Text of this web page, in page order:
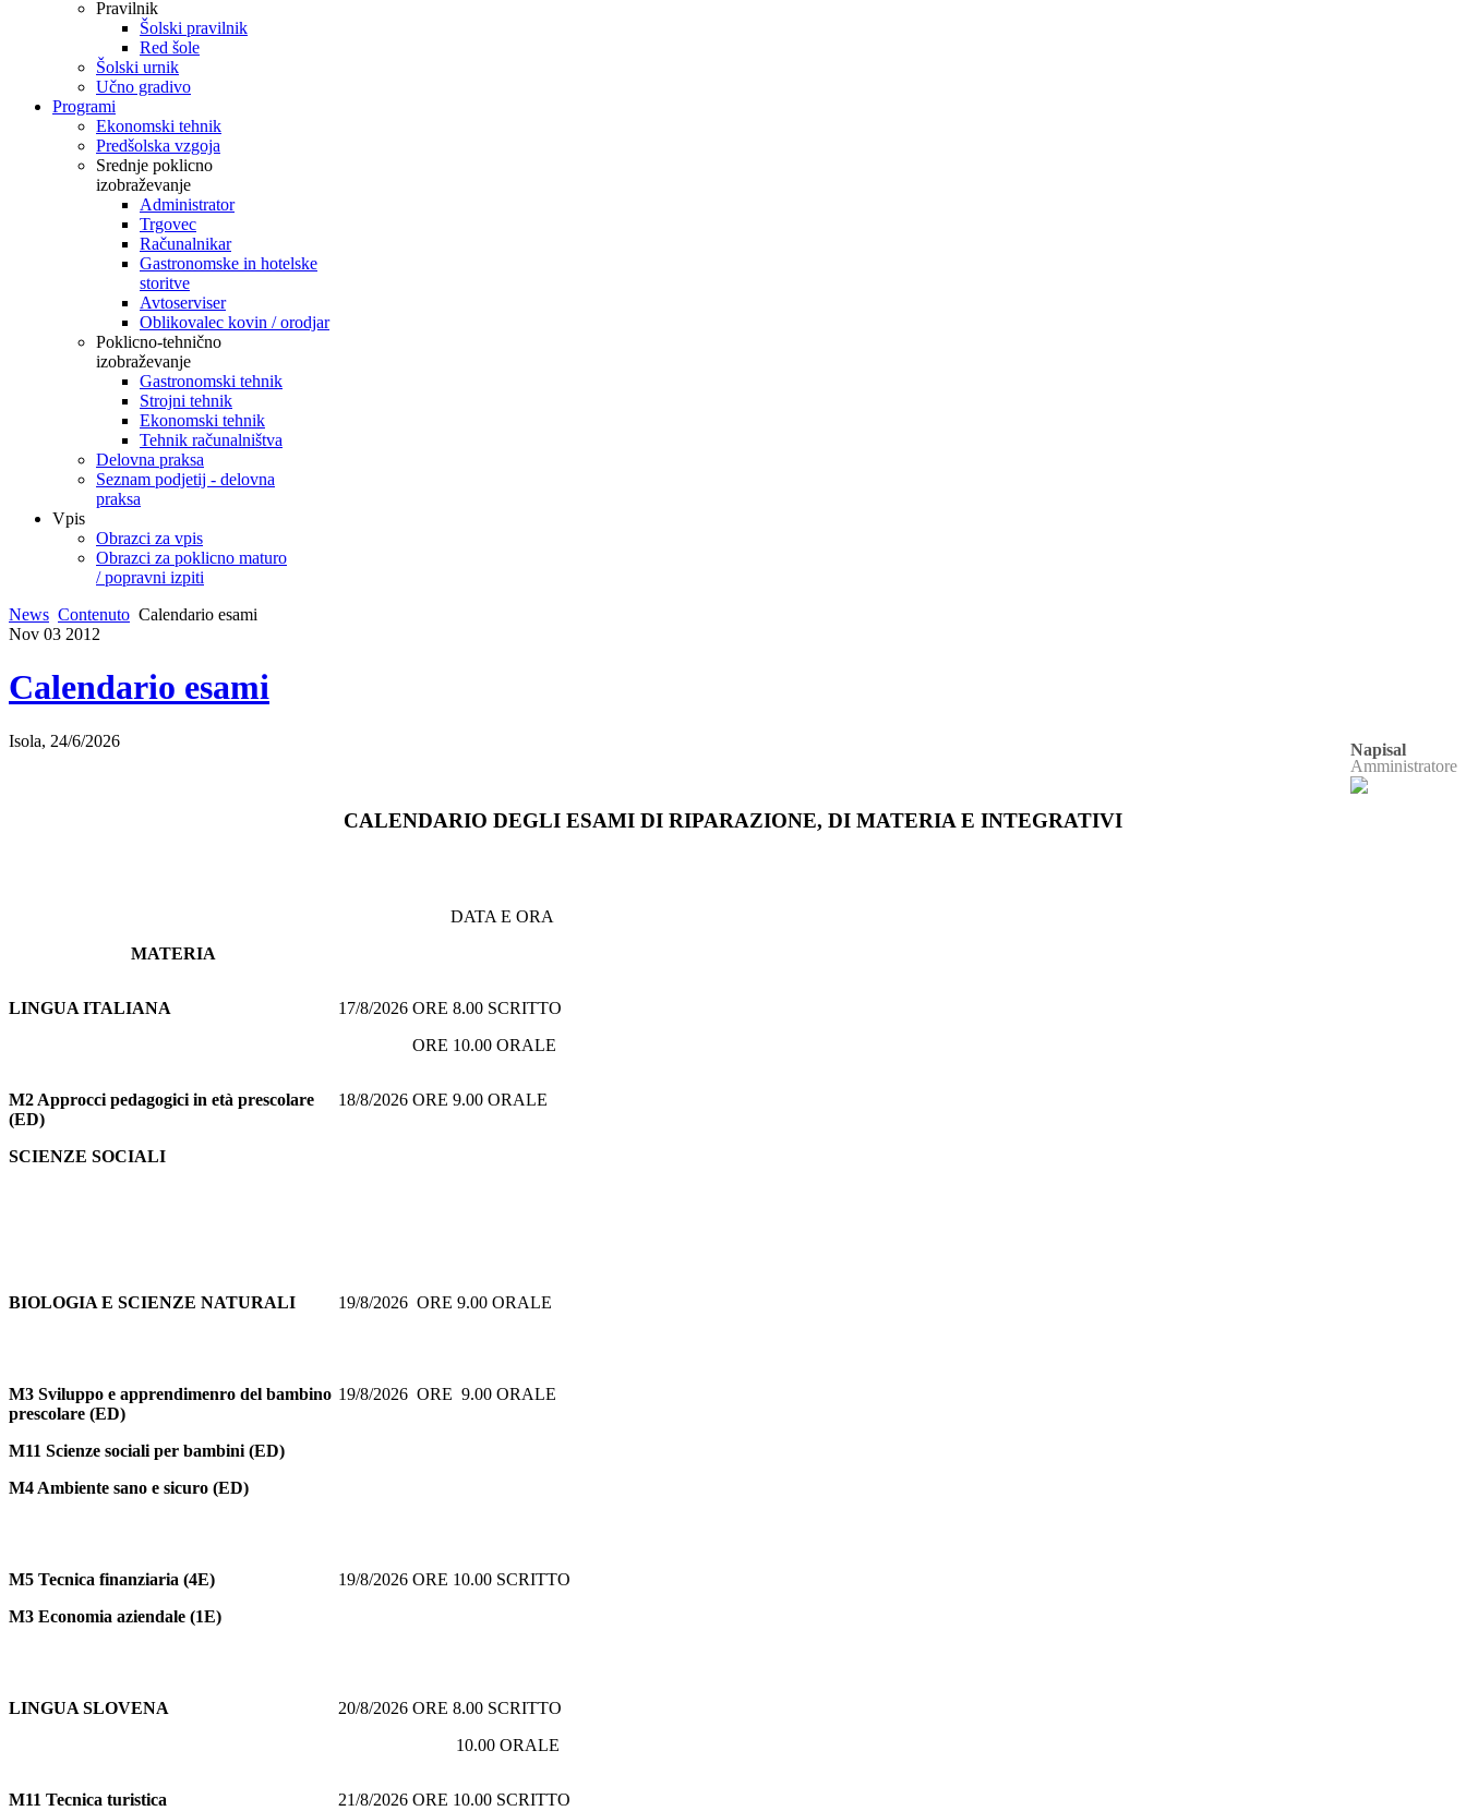
Pravilnik
Šolski pravilnik
Red šole
Šolski urnik
Učno gradivo
Programi
Ekonomski tehnik
Predšolska vzgoja
Srednje poklicno
izobraževanje
Administrator
Trgovec
Računalnikar
Gastronomske in hotelske
storitve
Avtoserviser
Oblikovalec kovin / orodjar
Poklicno-tehnično
izobraževanje
Gastronomski tehnik
Strojni tehnik
Ekonomski tehnik
Tehnik računalništva
Delovna praksa
Seznam podjetij - delovna
praksa
Vpis
Obrazci za vpis
Obrazci za poklicno maturo
/ popravni izpiti
News Contenuto Calendario esami
Nov 03 2012
Calendario esami
Napisal
Amministratore
Isola, 24/6/2026
CALENDARIO DEGLI ESAMI DI RIPARAZIONE, DI MATERIA E INTEGRATIVI
MATERIA
DATA E ORA
LINGUA ITALIANA
17/8/2026 ORE 8.00 SCRITTO
ORE 10.00 ORALE
M2 Approcci pedagogici in età prescolare
(ED)
SCIENZE SOCIALI
18/8/2026 ORE 9.00 ORALE
BIOLOGIA E SCIENZE NATURALI 19/8/2026 ORE 9.00 ORALE
M3 Sviluppo e apprendimenro del bambino
prescolare (ED)
M11 Scienze sociali per bambini (ED)
M4 Ambiente sano e sicuro (ED)
19/8/2026 ORE 9.00 ORALE
M5 Tecnica finanziaria (4E)
M3 Economia aziendale (1E)
19/8/2026 ORE 10.00 SCRITTO
LINGUA SLOVENA
20/8/2026 ORE 8.00 SCRITTO
10.00 ORALE
M11 Tecnica turistica 21/8/2026 ORE 10.00 SCRITTO